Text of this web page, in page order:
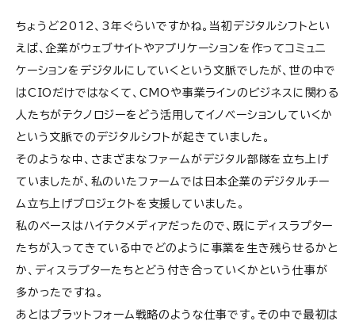
ちょうど2012、3年ぐらいですかね。当初デジタルシフトとい
えば、企業がウェブサイトやアプリケーションを作ってコミュニ
ケーションをデジタルにしていくという文脈でしたが、世の中で
はCIOだけではなくて、CMOや事業ラインのビジネスに関わる
人たちがテクノロジーをどう活用してイノベーションしていくか
という文脈でのデジタルシフトが起きていました。
そのような中、さまざまなファームがデジタル部隊を立ち上げ
ていましたが、私のいたファームでは日本企業のデジタルチー
ム立ち上げプロジェクトを支援していました。
私のベースはハイテクメディアだったので、既にディスラプター
たちが入ってきている中でどのように事業を生き残らせるかと
か、ディスラプターたちとどう付き合っていくかという仕事が
多かったですね。
あとはプラットフォーム戦略のような仕事です。その中で最初は